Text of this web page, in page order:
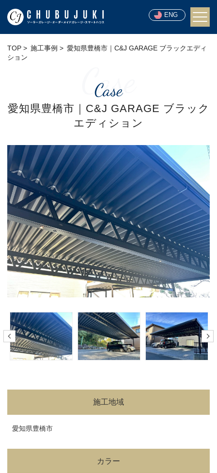
ENG
TOP 施工事例
愛知県豊橋市｜C&J GARAGE ブラックエディ
ション
Case
Case
愛知県豊橋市｜C&J GARAGE ブラック
エディション
施工地域
愛知県豊橋市
カラー